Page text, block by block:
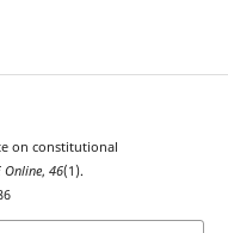
on constitutional
Online, 46(1).